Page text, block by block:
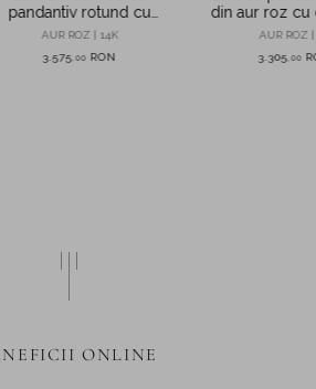
pandantiv rotund cu
diamante de 0.55ct
AUR ROZ | 14K
3.575 ,00 RON
din aur roz cu
de 0.5ct
AUR ROZ
3.305 ,00
ONLINE